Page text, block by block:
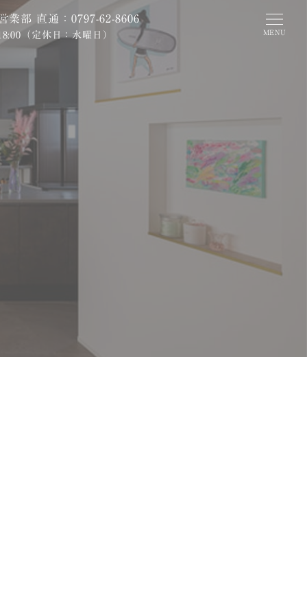
業部 直通 ：0797-62-8606
（定休日：水曜日） MENU
請求
ハウス予約 開催中のイベントを探す